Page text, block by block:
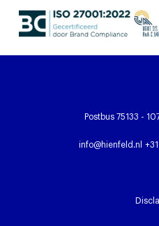
Postbus 75133 -
info@hienfeld.nl